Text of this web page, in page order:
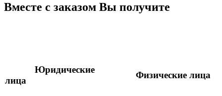
Вместе с заказом Вы получите
Юридические
лица
Физические лица